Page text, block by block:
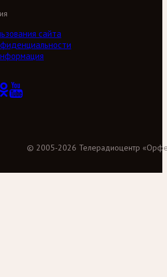
сайта
© 2005-2026 Телерадиоцентр